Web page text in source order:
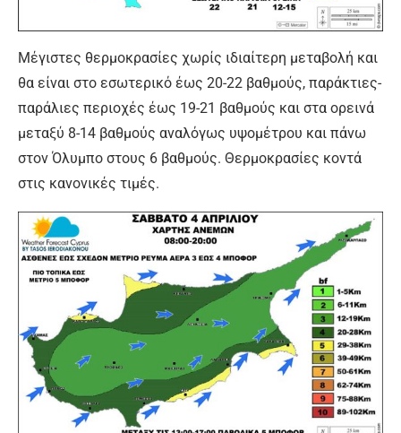
Μέγιστες θερμοκρασίες χωρίς ιδιαίτερη μεταβολή και
θα είναι στο εσωτερικό έως 20-22 βαθμούς, παράκτιες-
παράλιες περιοχές έως 19-21 βαθμούς και στα ορεινά
μεταξύ 8-14 βαθμούς αναλόγως υψομέτρου και πάνω
στον Όλυμπο στους 6 βαθμούς. Θερμοκρασίες κοντά
στις κανονικές τιμές.